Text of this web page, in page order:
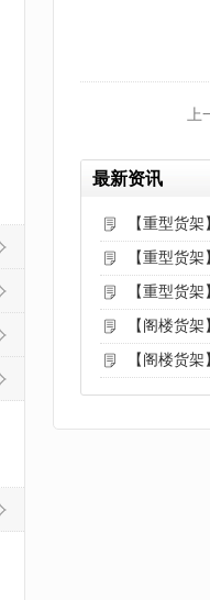
上
最新资讯
【重型货
【重型货
【重型货
【阁楼货
【阁楼货